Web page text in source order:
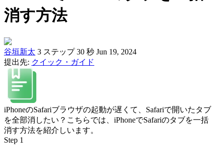
消す方法
谷垣新太 3 ステップ 30 秒 Jun 19, 2024
提出先: クイック・ガイド
iPhoneのSafariブラウザの起動が遅くて、Safariで開いたタブ
を全部消したい？こちらでは、iPhoneでSafariのタブを一括
消す方法を紹介しいます。
Step 1